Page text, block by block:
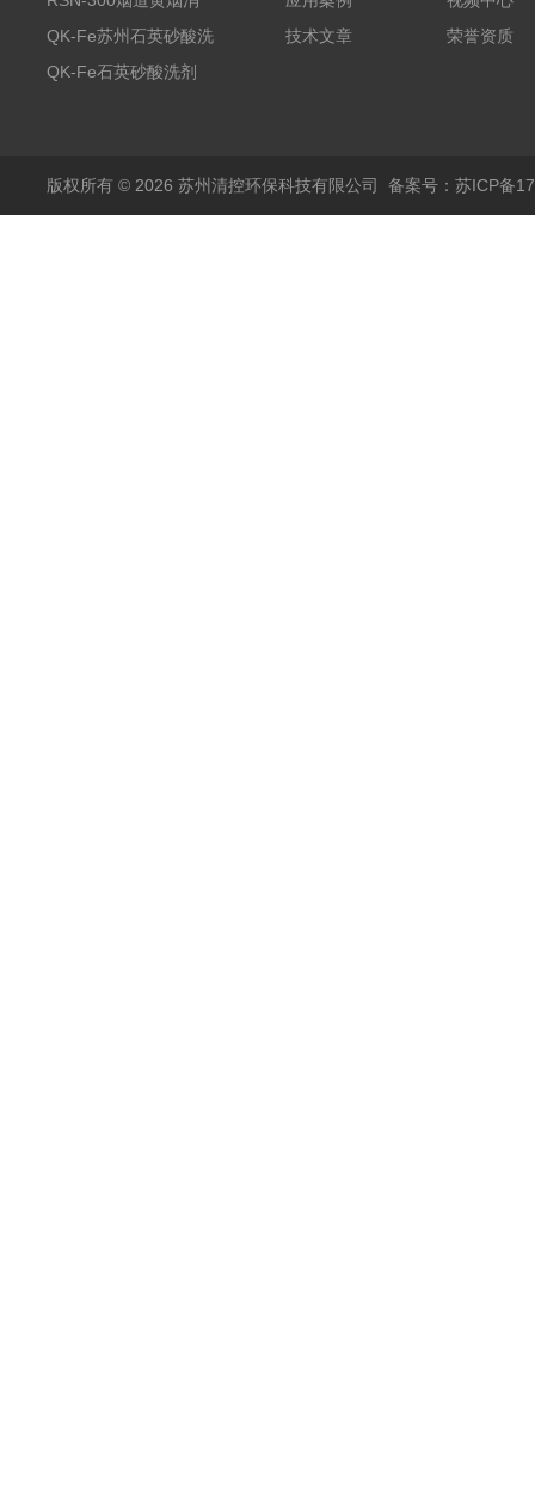
除剂销售
QK-Fe苏州石英砂酸洗
剂
QK-Fe石英砂酸洗剂
技术文章
荣誉资质
版权所有 © 2026 苏州清控环保科技有限公司 备案号：苏ICP备